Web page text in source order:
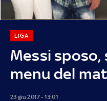
Messi sposo,
menu del
LIGA
23 giu 2017 - 13:01